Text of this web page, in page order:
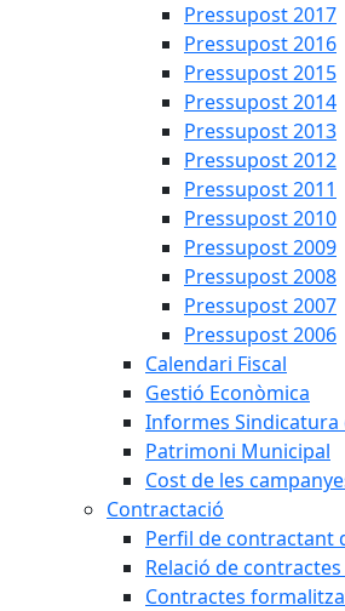
Pressupost 2017
Pressupost 2016
Pressupost 2015
Pressupost 2014
Pressupost 2013
Pressupost 2012
Pressupost 2011
Pressupost 2010
Pressupost 2009
Pressupost 2008
Pressupost 2007
Pressupost 2006
Calendari Fiscal
Gestió Econòmica
Informes Sindicatura
Patrimoni Municipal
Cost de les
Contractació
Perfil de contractant
Relació de
Contractes